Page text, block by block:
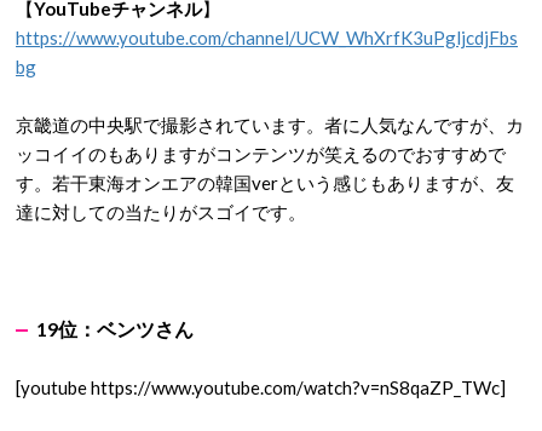
【YouTubeチャンネル】
https://www.youtube.com/channel/UCW_WhXrfK3uPgljcdjFbs
bg
京畿道の中央駅で撮影されています。者に人気なんですが、カ
ッコイイのもありますがコンテンツが笑えるのでおすすめで
す。若干東海オンエアの韓国verという感じもありますが、友
達に対しての当たりがスゴイです。
19位：ベンツさん
[youtube https://www.youtube.com/watch?v=nS8qaZP_TWc]